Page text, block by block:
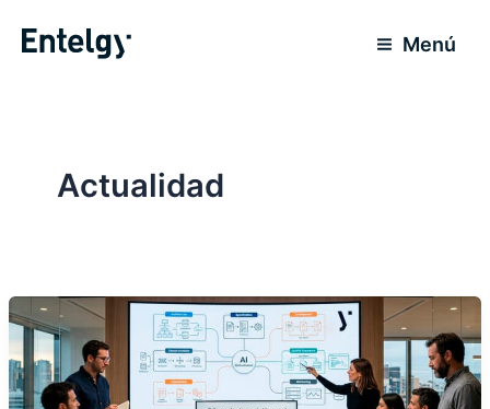
Menú
Actualidad